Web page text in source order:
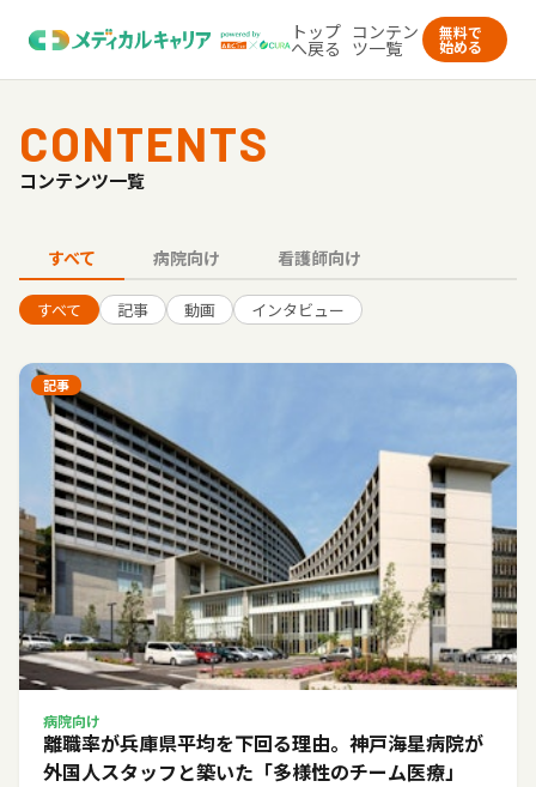
トップ
へ戻る
コンテン
ツ一覧
無料で
始める
CONTENTS
コンテンツ一覧
すべて 病院向け 看護師向け
すべて 記事 動画 インタビュー
記事
病院向け
離職率が兵庫県平均を下回る理由。神戸海星病院が
外国人スタッフと築いた「多様性のチーム医療」